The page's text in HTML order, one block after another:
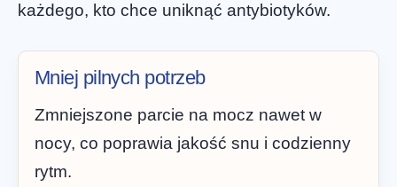
każdego, kto chce uniknąć antybiotyków.
Mniej pilnych potrzeb
Zmniejszone parcie na mocz nawet w
nocy, co poprawia jakość snu i codzienny
rytm.